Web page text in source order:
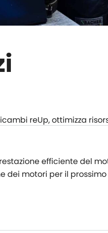
reUp, ottimizza
efficiente del
dei motori per il